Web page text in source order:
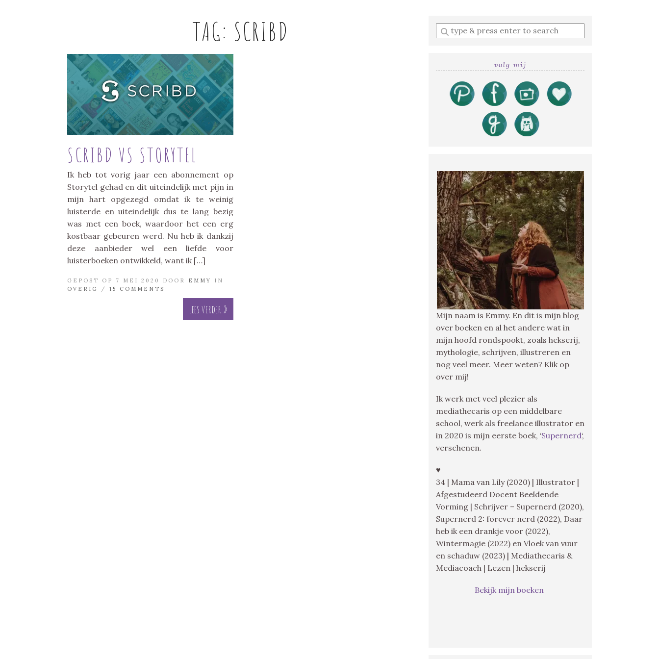
TAG: SCRIBD
SCRIBD VS STORYTEL
Ik heb tot vorig jaar een abonnement op
Storytel gehad en dit uiteindelijk met pijn in
mijn hart opgezegd omdat ik te weinig
luisterde en uiteindelijk dus te lang bezig
was met een boek, waardoor het een erg
kostbaar gebeuren werd. Nu heb ik dankzij
deze aanbieder wel een liefde voor
luisterboeken ontwikkeld, want ik […]
GEPOST OP 7 MEI 2020 DOOR EMMY
IN
OVERIG
/ 15 COMMENTS
Lees verder »
Enter
a
volg mij
Mijn naam is Emmy. En dit is mijn blog
over boeken en al het andere wat in
mijn hoofd rondspookt, zoals hekserij,
mythologie, schrijven, illustreren en
nog veel meer. Meer weten? Klik op
over mij!
Ik werk met veel plezier als
mediathecaris op een middelbare
school, werk als freelance illustrator en
in 2020 is mijn eerste boek, ‘Supernerd‘,
verschenen.
♥
34 | Mama van Lily (2020) | Illustrator |
Afgestudeerd Docent Beeldende
Vorming | Schrijver – Supernerd (2020),
Supernerd 2: forever nerd (2022), Daar
heb ik een drankje voor (2022),
Wintermagie (2022) en Vloek van vuur
en schaduw (2023) | Mediathecaris &
Mediacoach | Lezen | hekserij
Bekijk mijn boeken